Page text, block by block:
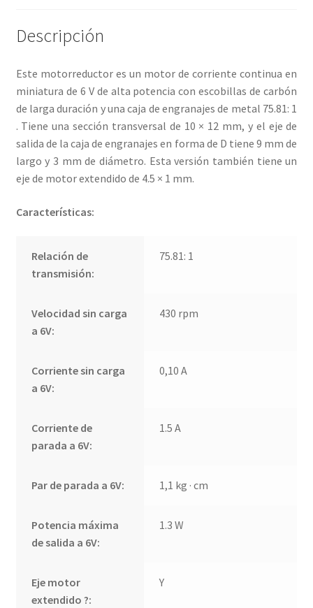
Descripción
Este motorreductor es un motor de corriente continua en
miniatura de 6 V de alta potencia con escobillas de carbón
de larga duración y una caja de engranajes de metal 75.81: 1
. Tiene una sección transversal de 10 × 12 mm, y el eje de
salida de la caja de engranajes en forma de D tiene 9 mm de
largo y 3 mm de diámetro. Esta versión también tiene un
eje de motor extendido de 4.5 × 1 mm.
Características:
Relación de
transmisión:
75.81: 1
Velocidad sin carga
a 6V:
430 rpm
Corriente sin carga
a 6V:
0,10 A
Corriente de
parada a 6V:
1.5 A
Par de parada a 6V: 1,1 kg · cm
Potencia máxima
de salida a 6V:
1.3 W
Eje motor
extendido ?:
Y